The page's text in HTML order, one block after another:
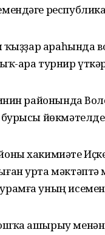
ҡыҙҙар араһында
ара турнир
районында
хакимиәте
урта
уның исемен
ашырыу